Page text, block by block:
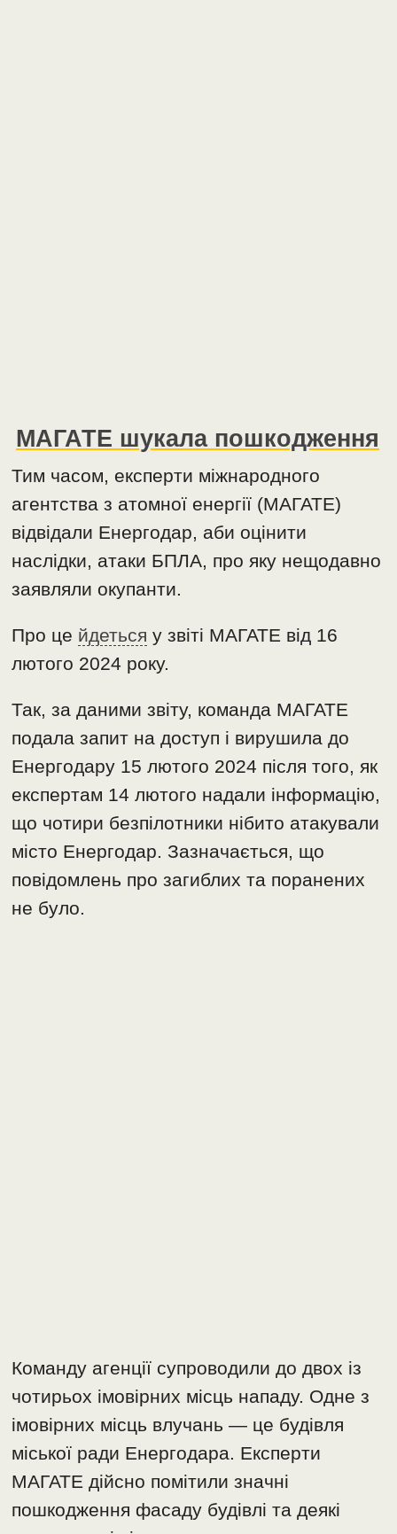
МАГАТЕ шукала пошкодження
Тим часом, експерти міжнародного
агентства з атомної енергії (МАГАТЕ)
відвідали Енергодар, аби оцінити
наслідки, атаки БПЛА, про яку нещодавно
заявляли окупанти.
Про це йдеться у звіті МАГАТЕ від 16
лютого 2024 року.
Так, за даними звіту, команда МАГАТЕ
подала запит на доступ і вирушила до
Енергодару 15 лютого 2024 після того, як
експертам 14 лютого надали інформацію,
що чотири безпілотники нібито атакували
місто Енергодар. Зазначається, що
повідомлень про загиблих та поранених
не було.
Команду агенції супроводили до двох із
чотирьох імовірних місць нападу. Одне з
імовірних місць влучань — це будівля
міської ради Енергодара. Експерти
МАГАТЕ дійсно помітили значні
пошкодження фасаду будівлі та деякі